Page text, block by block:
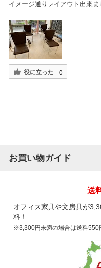
イメージ通りレイアウト出來ま
役に立った 0
お買い物ガイド
送
オフィス家具や文房具が
料！
※3,300円未満の場合は送料550